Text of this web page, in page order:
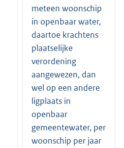
meteen woonschip
in openbaar water,
daartoe krachtens
plaatselijke
verordening
aangewezen, dan
wel op een andere
ligplaats in
openbaar
gemeentewater, per
woonschip per jaar